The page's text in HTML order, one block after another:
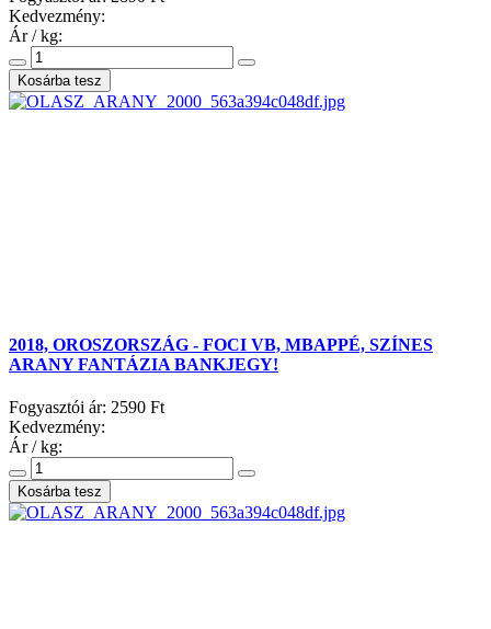
Kedvezmény:
Ár / kg:
2018, OROSZORSZÁG - FOCI VB, MBAPPÉ, SZÍNES
ARANY FANTÁZIA BANKJEGY!
Fogyasztói ár: 2590 Ft
Kedvezmény:
Ár / kg: